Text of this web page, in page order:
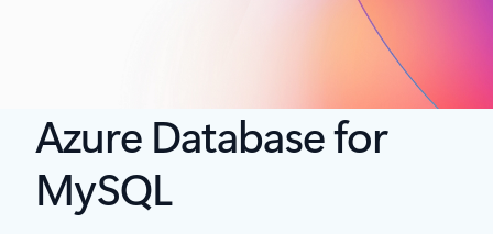
Azure Database for
MySQL